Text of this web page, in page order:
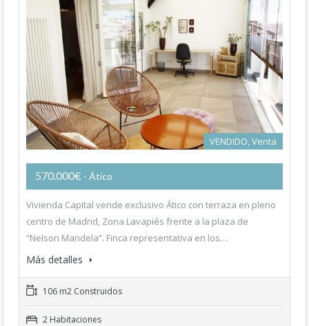
VENDIDO, Venta
570.000€ - Ático
Vivienda Capital vende exclusivo Ático con terraza en pleno
centro de Madrid, Zona Lavapiés frente a la plaza de
“Nelson Mandela”. Finca representativa en los…
Más detalles
106 m2 Construidos
2 Habitaciones